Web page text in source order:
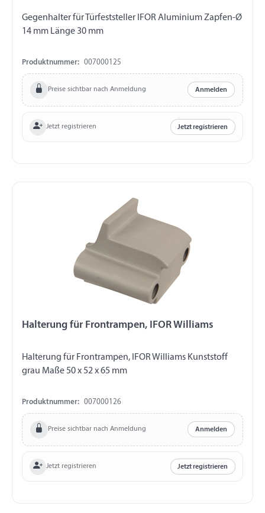
Gegenhalter für Türfeststeller IFOR Aluminium Zapfen-Ø
14 mm Länge 30 mm
Produktnummer: 007000125
Preise sichtbar nach Anmeldung Anmelden
Jetzt registrieren Jetzt registrieren
Halterung für Frontrampen, IFOR Williams
Halterung für Frontrampen, IFOR Williams Kunststoff
grau Maße 50 x 52 x 65 mm
Produktnummer: 007000126
Preise sichtbar nach Anmeldung Anmelden
Jetzt registrieren Jetzt registrieren